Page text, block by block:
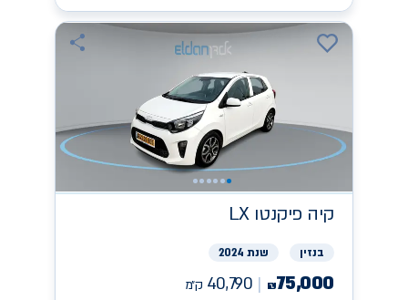
קיה פיקנטו LX
בנזין שנת 2024
₪75,000
40,790 ק״מ